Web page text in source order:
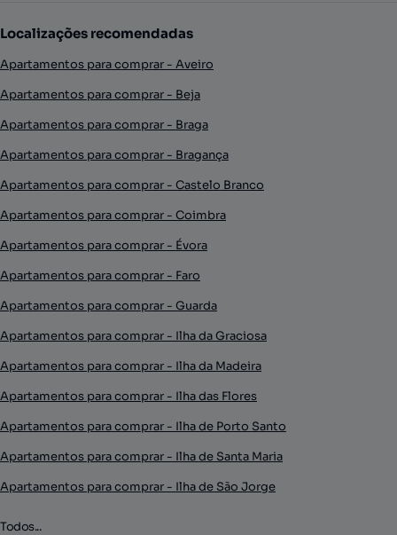
Localizações recomendadas
Apartamentos para comprar - Aveiro
Apartamentos para comprar - Beja
Apartamentos para comprar - Braga
Apartamentos para comprar - Bragança
Apartamentos para comprar - Castelo Branco
Apartamentos para comprar - Coimbra
Apartamentos para comprar - Évora
Apartamentos para comprar - Faro
Apartamentos para comprar - Guarda
Apartamentos para comprar - Ilha da Graciosa
Apartamentos para comprar - Ilha da Madeira
Apartamentos para comprar - Ilha das Flores
Apartamentos para comprar - Ilha de Porto Santo
Apartamentos para comprar - Ilha de Santa Maria
Apartamentos para comprar - Ilha de São Jorge
Todos...